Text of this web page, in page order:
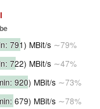
791) MBit/s ∼79%
722) MBit/s ∼47%
920) MBit/s ∼73%
679) MBit/s ∼78%